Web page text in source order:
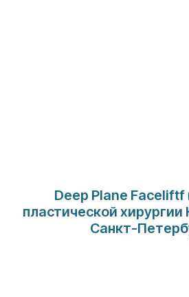
Deep Plane Faceliftf
пластической
Санкт-